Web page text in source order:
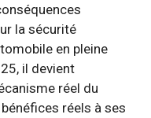
la sécurité
en pleine
il devient
réel du
réels à ses